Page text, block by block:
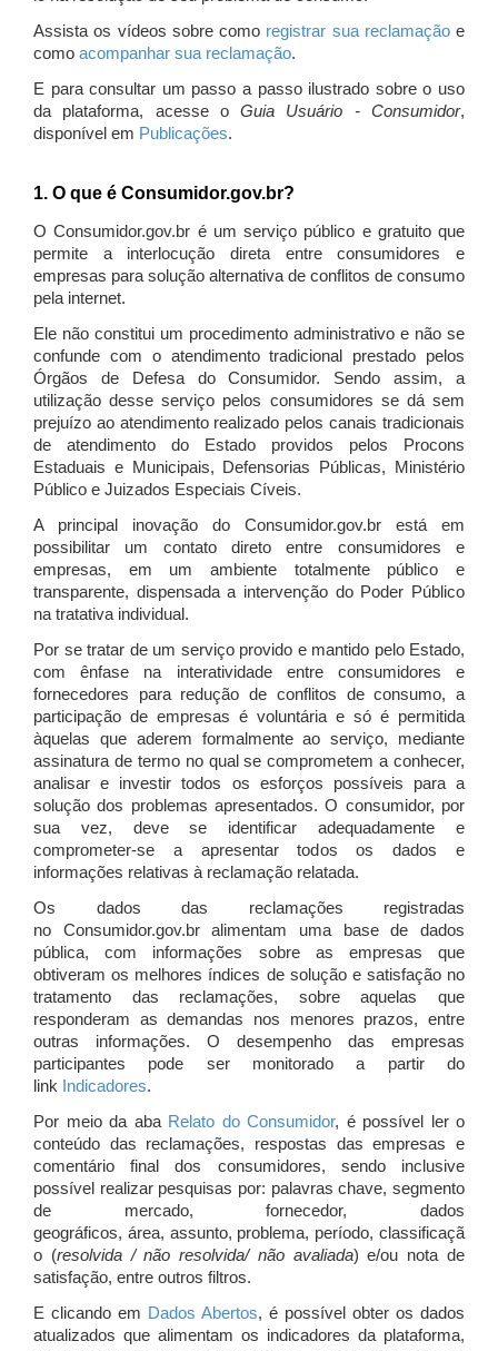
Assista os vídeos sobre como registrar sua reclamaçãoe
como acompanhar sua reclamação.
E para consultar um passo a passo ilustrado sobre o uso
da plataforma, acesse oGuia Usuário - Consumidor,
disponível em Publicações.
1. O que é Consumidor.gov.br?
O Consumidor.gov.br é um serviço público e gratuito que
permite a interlocução direta entre consumidores e
empresas para solução alternativa de conflitos de consumo
pela internet.
Ele não constitui um procedimento administrativo e não se
confunde com o atendimento tradicional prestado pelos
Órgãos de Defesa do Consumidor. Sendo assim, a
utilização desse serviço pelos consumidores se dá sem
prejuízo ao atendimento realizado pelos canais tradicionais
de atendimento do Estado providos pelos Procons
Estaduais e Municipais, Defensorias Públicas, Ministério
Público e Juizados Especiais Cíveis.
A principal inovação do Consumidor.gov.br está em
possibilitar um contato direto entre consumidores e
empresas, em um ambiente totalmente público e
transparente, dispensada a intervenção do Poder Público
na tratativa individual.
Por se tratar de um serviço provido e mantido pelo Estado,
com ênfase na interatividade entre consumidores e
fornecedores para redução de conflitos de consumo, a
participação de empresas é voluntária e só é permitida
àquelas que aderem formalmente ao serviço, mediante
assinatura de termo no qual se comprometem a conhecer,
analisar e investir todos os esforços possíveis para a
solução dos problemas apresentados. O consumidor, por
sua vez, deve se identificar adequadamente e
comprometer-se a apresentar todos os dados e
informações relativas à reclamação relatada.
Os dados das reclamações registradas
no Consumidor.gov.br alimentam uma base de dados
pública, com informações sobre as empresas que
obtiveram os melhores índices de solução e satisfação no
tratamento das reclamações, sobre aquelas que
responderam as demandas nos menores prazos, entre
outras informações. O desempenho das empresas
participantes pode ser monitorado a partir do
link Indicadores.
Por meio da aba Relato do Consumidor, é possível ler o
conteúdo das reclamações, respostas das empresas e
comentário final dos consumidores, sendo inclusive
possível realizar pesquisas por: palavras chave, segmento
de mercado, fornecedor, dados
geográficos, área, assunto, problema, período, classificaçã
o (resolvida / não resolvida/ não avaliada) e/ou nota de
satisfação, entre outros filtros.
E clicando em Dados Abertos, é possível obter os dados
atualizados que alimentam os indicadores da plataforma,